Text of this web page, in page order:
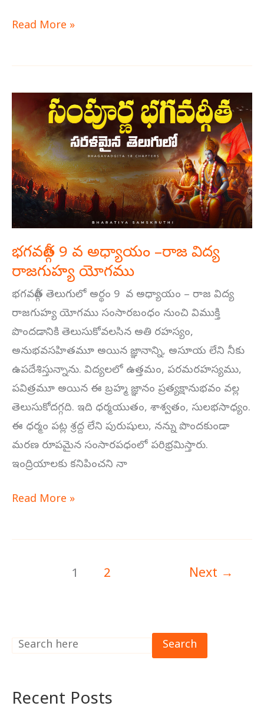
Read More »
భగవద్గీత 9 వ అధ్యాయం –రాజ విద్య
రాజగుహ్య యోగము
భగవద్గీత తెలుగులో అర్థం 9 వ అధ్యాయం – రాజ విద్య
రాజగుహ్య యోగము సంసారబంధం నుంచి విముక్తి
పొందడానికి తెలుసుకోవలసిన అతి రహస్యం,
అనుభవసహితమూ అయిన జ్ఞానాన్ని, అసూయ లేని నీకు
ఉపదేశిస్తున్నాను. విద్యలలో ఉత్తమం, పరమరహస్యము,
పవిత్రమూ అయిన ఈ బ్రహ్మ జ్ఞానం ప్రత్యక్షానుభవం వల్ల
తెలుసుకోదగ్గది. ఇది ధర్మయుతం, శాశ్వతం, సులభసాధ్యం.
ఈ ధర్మం పట్ల శ్రద్ద లేని పురుషులు, నన్ను పొందకుండా
మరణ రూపమైన సంసారపధంలో పరిభ్రమిస్తారు.
ఇంద్రియాలకు కనిపించని నా
9
వ
అధ్యాయం
–
రాజ
విద్య
రాజగుహ్య
యోగము
Read More »
1 2 Next →
Search
Recent Posts